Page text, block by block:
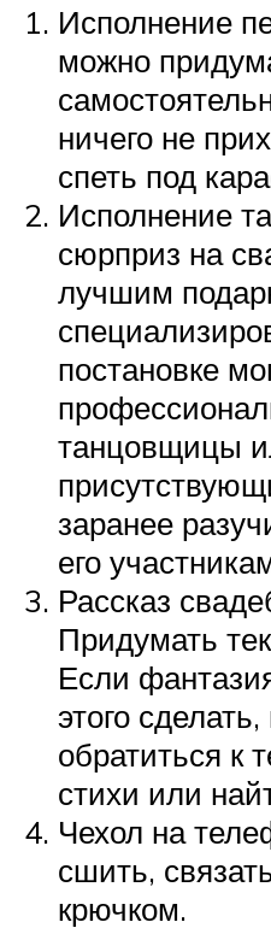
Исполнение
можно
ничего не
спеть под
Исполнение
сюрприз на
лучшим
постановке
танцовщицы
заранее
его
Рассказ
Придумать
Если
этого
обратиться к
стихи или
Чехол на
сшить,
крючком.